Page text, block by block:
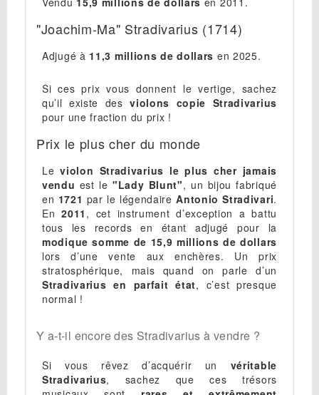
"Joachim-Ma" Stradivarius (1714)
Adjugé à 11,3 millions de dollars en 2025.
Si ces prix vous donnent le vertige, sachez
qu’il existe desviolons copie Stradivarius
pour une fraction du prix !
Prix le plus cher du monde
Leviolon Stradivarius le plus cher jamais
vendu est le "Lady Blunt", un bijou fabriqué
en 1721 par le légendaireAntonio Stradivari.
En2011 , cet instrument d’exception a battu
tous les records en étant adjugé pour la
modique somme de 15,9 millions de dollars
lors d’une vente aux enchères. Un prix
stratosphérique, mais quand on parle d’un
Stradivarius en parfait état, c’est presque
normal !
Y a-t-il encore des Stradivarius à vendre ?
Si vous rêvez d’acquérir un véritable
Stradivarius, sachez que ces trésors